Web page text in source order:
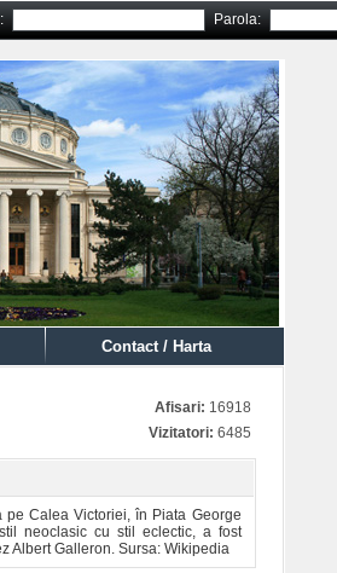
Contact / Harta
Afisari: 16918
Vizitatori: 6485
Calea Victoriei, în Piata George
neoclasic cu stil eclectic, a fost
Albert Galleron. Sursa:Wikipedia
Parola: